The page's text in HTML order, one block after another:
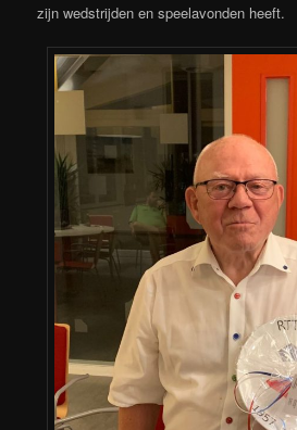
zijn wedstrijden en speelavonden heeft.